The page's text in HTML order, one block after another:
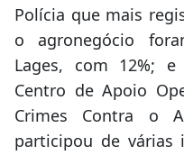
Polícia que mais
o agronegócio
Lages, com 12%; e
Centro de Apoio
Crimes Contra o
participou de várias